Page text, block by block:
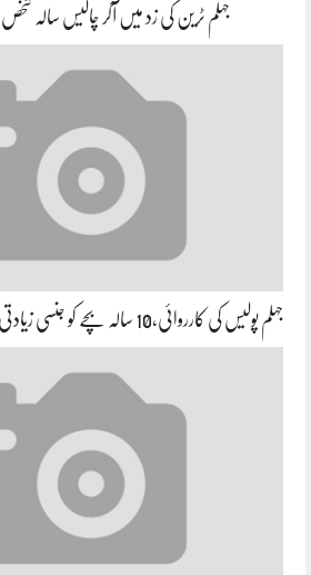
جہلم ٹرین کی زد میں آکر چالیس سالہ شخص
جہلم پولیس کی کارروائی،10 سالہ بچے کو جنسی زیادتی کا نشانہ بنانے والا ملزم…